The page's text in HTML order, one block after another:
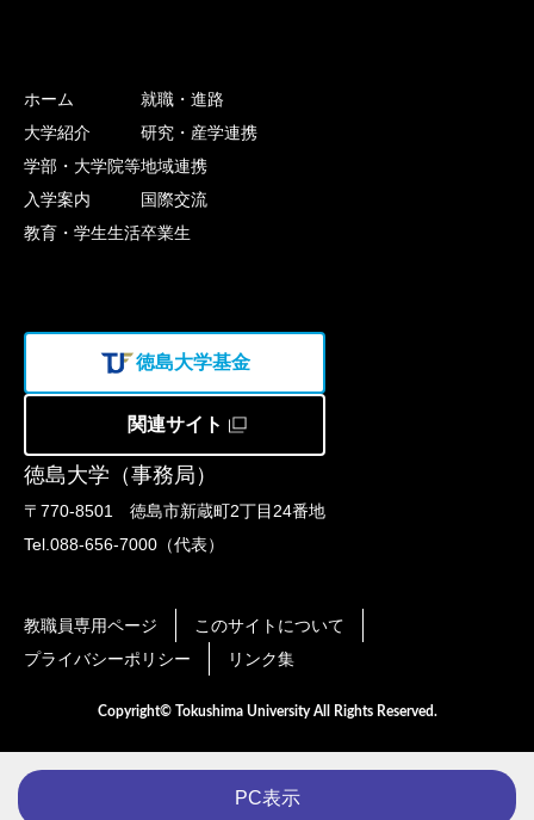
徳島大学（事務局）
〒770-8501 徳島市新蔵町2丁目24番地
Tel.088-656-7000（代表）
ホーム
大学紹介
学部・大学院等
入学案内
教育・学生生活
就職・進路
研究・産学連携
地域連携
国際交流
卒業生
徳島大学基金
関連サイト
教職員専用ページ
このサイトについて
プライバシーポリシー
リンク集
Copyright© Tokushima University All Rights Reserved.
PC表示